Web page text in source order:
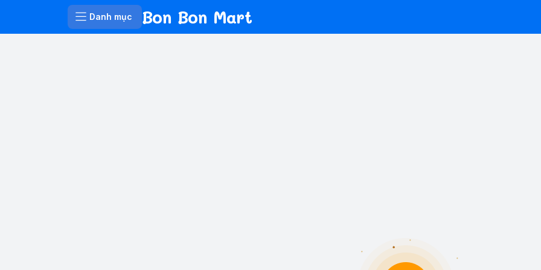
Danh mục Bon Bon Mart